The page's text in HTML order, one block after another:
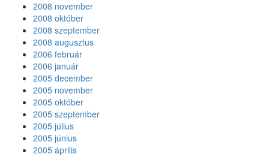
2008 november
2008 október
2008 szeptember
2008 augusztus
2006 február
2006 január
2005 december
2005 november
2005 október
2005 szeptember
2005 július
2005 június
2005 április